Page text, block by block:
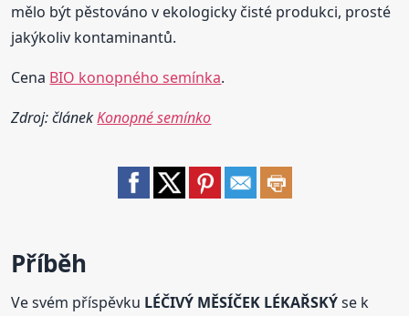
mělo být pěstováno v ekologicky čisté produkci, prosté
jakýkoliv kontaminantů.
Cena BIO konopného semínka.
Zdroj: článekKonopné semínko
Příběh
Ve svém příspěvku LÉČIVÝ MĚSÍČEK LÉKAŘSKÝse k